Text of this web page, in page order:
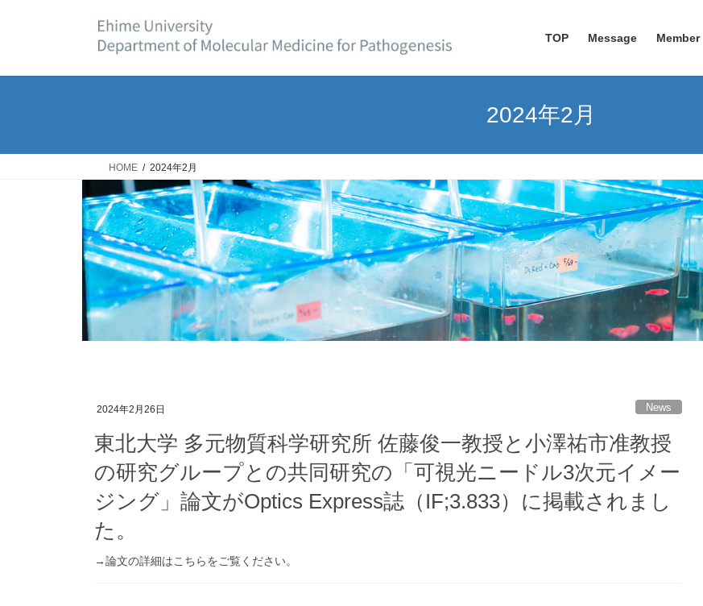
TOP Message Member
2024年2月
HOME 2024年2月
2024年2月26日 News
東北大学 多元物質科学研究所 佐藤俊一教授と小澤祐市准教授
の研究グループとの共同研究の「可視光ニードル3次元イメー
ジング」論文がOptics Express誌（IF;3.833）に掲載されまし
た。
→論文の詳細はこちらをご覧ください。